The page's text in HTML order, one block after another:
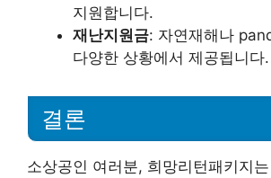
지원합니다.
재난지원금: 자연재해나
다양한 상황에서 제공됩니다.
결론
소상공인 여러분, 희망리턴패키지